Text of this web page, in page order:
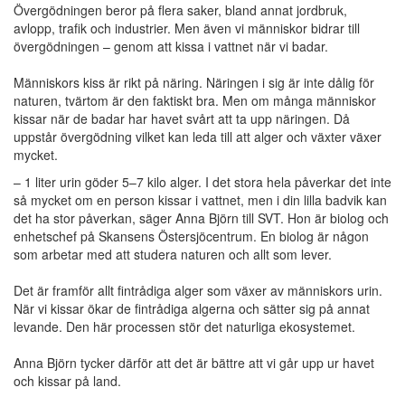
Övergödningen beror på flera saker, bland annat jordbruk,
avlopp, trafik och industrier. Men även vi människor bidrar till
övergödningen – genom att kissa i vattnet när vi badar.
Människors kiss är rikt på näring. Näringen i sig är inte dålig för
naturen, tvärtom är den faktiskt bra. Men om många människor
kissar när de badar har havet svårt att ta upp näringen. Då
uppstår övergödning vilket kan leda till att alger och växter växer
mycket.
– 1 liter urin göder 5–7 kilo alger. I det stora hela påverkar det inte
så mycket om en person kissar i vattnet, men i din lilla badvik kan
det ha stor påverkan, säger Anna Björn till SVT. Hon är biolog och
enhetschef på Skansens Östersjöcentrum. En biolog är någon
som arbetar med att studera naturen och allt som lever.
Det är framför allt fintrådiga alger som växer av människors urin.
När vi kissar ökar de fintrådiga algerna och sätter sig på annat
levande. Den här processen stör det naturliga ekosystemet.
Anna Björn tycker därför att det är bättre att vi går upp ur havet
och kissar på land.
prestera så
bra som
möjligt under
Om du nekar
de här
kakorna
kommer viss
funktionalitet
att försvinna
från
hemsidan.
Genom att dela
med dig av dina
intressen och ditt
surfar ökar du
chansen att få se